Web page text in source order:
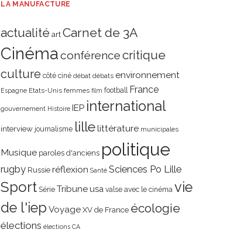
LA MANUFACTURE
actualité art Carnet de 3A
Cinémaconférencecritique
culture côté ciné débat débats environnement
Espagne Etats-Unis femmes film football France
gouvernement Histoire IEP international
interview journalisme lillelittérature municipales
Musique paroles d'anciens politique
rugby Russie réflexion Santé Sciences Po Lille
Sport Série Tribune usa valse avec le cinéma vie
de l'iep Voyage XV de France écologie
élections élections CA